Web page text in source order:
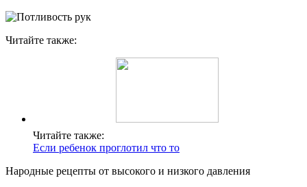
Читайте также:
Читайте также:
Если ребенок проглотил что то
Народные рецепты от высокого и низкого давления